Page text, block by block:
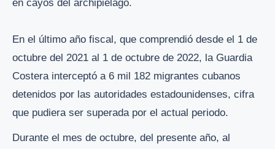
en cayos del archipiélago.
En el último año fiscal, que comprendió desde el 1 de
octubre del 2021 al 1 de octubre de 2022, la Guardia
Costera interceptó a 6 mil 182 migrantes cubanos
detenidos por las autoridades estadounidenses, cifra
que pudiera ser superada por el actual periodo.
Durante el mes de octubre, del presente año, al